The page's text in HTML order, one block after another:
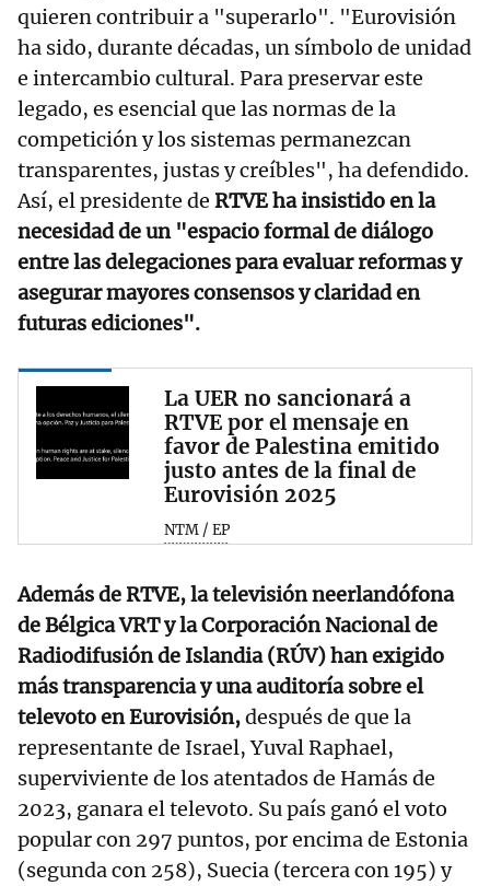
quieren contribuir a "superarlo". "Eurovisión
ha sido, durante décadas, un símbolo de unidad
e intercambio cultural. Para preservar este
legado, es esencial que las normas de la
competición y los sistemas permanezcan
transparentes, justas y creíbles", ha defendido.
Así, el presidente de RTVE ha insistido en la
necesidad de un "espacio formal de diálogo
entre las delegaciones para evaluar reformas y
asegurar mayores consensos y claridad en
futuras ediciones".
La UER no sancionará a
RTVE por el mensaje en
favor de Palestina emitido
justo antes de la final de
Eurovisión 2025
NTM / EP
Además de RTVE, la televisión neerlandófona
de Bélgica VRT y la Corporación Nacional de
Radiodifusión de Islandia (RÚV) han exigido
más transparencia y una auditoría sobre el
televoto en Eurovisión,después de que la
representante de Israel, Yuval Raphael,
superviviente de los atentados de Hamás de
2023, ganara el televoto. Su país ganó el voto
popular con 297 puntos, por encima de Estonia
(segunda con 258), Suecia (tercera con 195) y